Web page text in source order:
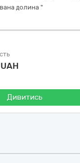
долина "
Дивитись